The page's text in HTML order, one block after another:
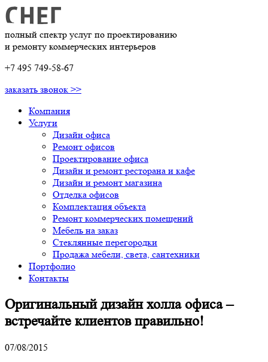
полный спектр услуг по проектированию
и ремонту коммерческих интерьеров
+7 495 749-58-67
заказать звонок >>
Компания
Услуги
Дизайн офиса
Ремонт офисов
Проектирование офиса
Дизайн и ремонт ресторана и кафе
Дизайн и ремонт магазина
Отделка офисов
Комплектация объекта
Ремонт коммерческих помещений
Мебель на заказ
Стеклянные перегородки
Продажа мебели, света, сантехники
Портфолио
Контакты
Оригинальный дизайн холла офиса –
встречайте клиентов правильно!
07/08/2015